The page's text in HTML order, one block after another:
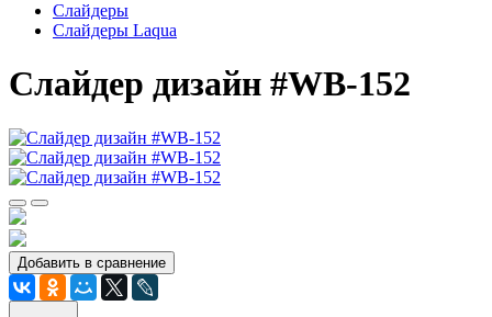
Слайдеры
Слайдеры Laqua
Cлайдер дизайн #WB-152
Добавить в сравнение